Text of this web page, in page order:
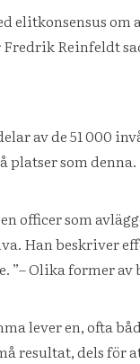
elitkonsensus om
Reinfeldt
av de 51 000
som denna.
officer som
Han beskriver
Olika former av
lever en, ofta
resultat, dels för